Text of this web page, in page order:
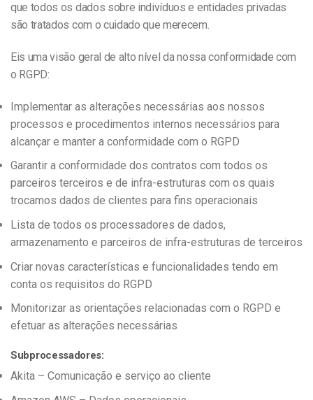
que todos os dados sobre indivíduos e entidades privadas
são tratados com o cuidado que merecem.
Eis uma visão geral de alto nível da nossa conformidade com
o RGPD:
Implementar as alterações necessárias aos nossos
processos e procedimentos internos necessários para
alcançar e manter a conformidade com o RGPD
Garantir a conformidade dos contratos com todos os
parceiros terceiros e de infra-estruturas com os quais
trocamos dados de clientes para fins operacionais
Lista de todos os processadores de dados,
armazenamento e parceiros de infra-estruturas de terceiros
Criar novas características e funcionalidades tendo em
conta os requisitos do RGPD
Monitorizar as orientações relacionadas com o RGPD e
efetuar as alterações necessárias
Subprocessadores:
Akita – Comunicação e serviço ao cliente